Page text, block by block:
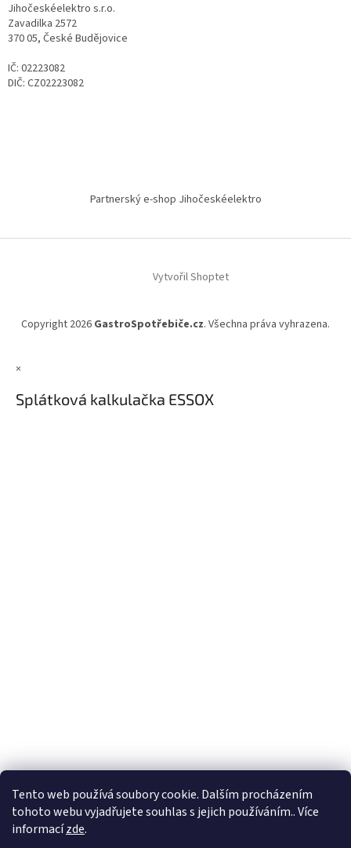
Tento web používá soubory cookie. Dalším procházením
tohoto webu vyjadřujete souhlas s jejich používáním.. Více
informacízde.
Jihočeskéelektro s.r.o.
Zavadilka 2572
370 05, České Budějovice
IČ: 02223082
DIČ: CZ02223082
Partnerský e-shop Jihočeskéelektro
Vytvořil Shoptet
Copyright 2026 GastroSpotřebiče.cz. Všechna práva vyhrazena.
×
Splátková kalkulačka ESSOX